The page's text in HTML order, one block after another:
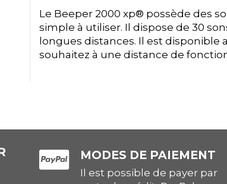
Le Beeper 2000 xp® possède des
simple à utiliser. Il dispose de 30
longues distances. Il est disponible
souhaitez à une distance de
MODES DE PAIEMENT
Il est possible de payer par